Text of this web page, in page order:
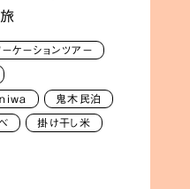
旅
ケーションツアー
鬼木民泊
掛け干し米